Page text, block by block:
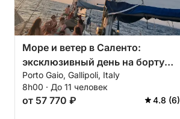
Море и ветер в Саленто:
эксклюзивный день на борту
яхты Vagabond Ketch 47.
Porto Gaio, Gallipoli, Italy
8h00 · До 11 человек
от 57 770 ₽ 4.8 (6)